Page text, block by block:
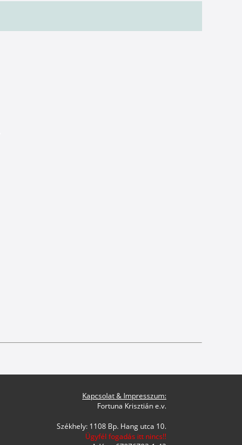
Kapcsolat & Impresszum:
Fortuna Krisztián e.v.
Székhely: 1108 Bp. Hang utca 10.
Ügyfél fogadás itt nincs!!